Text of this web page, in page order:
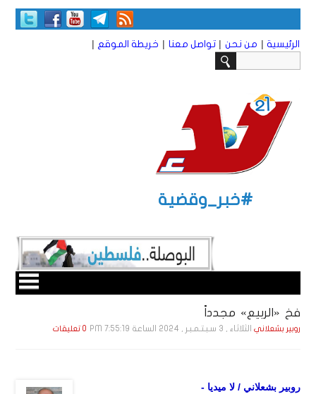
الرئيسية | من نحن | تواصل معنا | خريطة الموقع |
#خبر_وقضية
فخ «الربيع» مجدداً
روبير بشعلاني الثلاثاء , 3 سـبـتـمـبـر , 2024 الساعة 7:55:19 PM 0 تعليقات
روبير بشعلاني / لا ميديا -